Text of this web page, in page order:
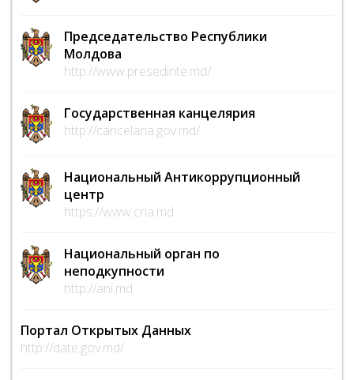
Председательство Республики
Молдова
http://www.presedinte.md/
Государственная канцелярия
http://cancelaria.gov.md/
Национальный Антикоррупционный
центр
https://www.cna.md
Национальный орган по
неподкупности
http://ani.md
Портал Открытых Данных
http://date.gov.md/